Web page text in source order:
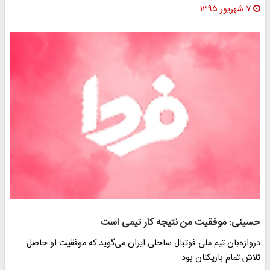
۷ شهریور ۱۳۹۵
حسینی: موفقیت من نتیجه کار تیمی است
دروازه‌بان تیم ملی فوتبال ساحلی ایران می‌گوید که موفقیت او حاصل
تلاش تمام بازیکنان بود.